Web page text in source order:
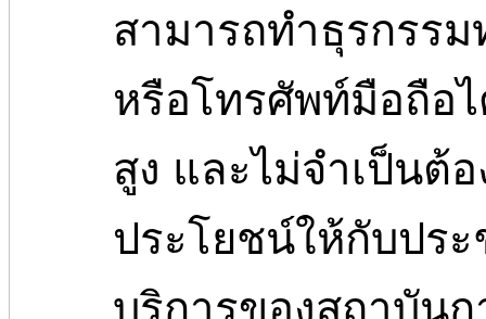
สามารถทำธุรกรร
หรือโทรศัพท์มือถือ
สูง และไม่จำเป็นต้
ประโยชน์ให้กับปร
บริการของสถาบันก